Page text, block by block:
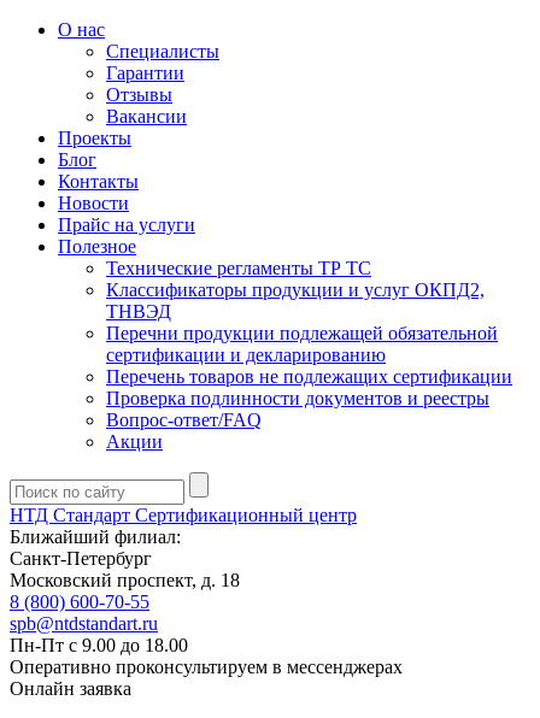
О нас
Специалисты
Гарантии
Отзывы
Вакансии
Проекты
Блог
Контакты
Новости
Прайс на услуги
Полезное
Технические регламенты ТР ТС
Классификаторы продукции и услуг ОКПД2,
ТНВЭД
Перечни продукции подлежащей обязательной
сертификации и декларированию
Перечень товаров не подлежащих сертификации
Проверка подлинности документов и реестры
Вопрос-ответ/FAQ
Акции
НТД Стандарт Сертификационный центр
Ближайший филиал:
Санкт-Петербург
Московский проспект, д. 18
8 (800) 600-70-55
spb@ntdstandart.ru
Пн-Пт с 9.00 до 18.00
Оперативно проконсультируем в мессенджерах
Онлайн заявка